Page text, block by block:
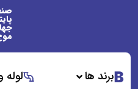
برند ها لوله